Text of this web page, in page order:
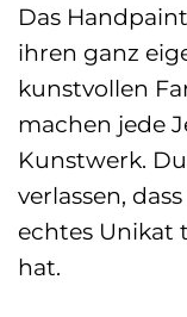
Das
ihren ganz
kunstvollen
machen jede
Kunstwerk.
verlassen,
echtes Unikat
hat.